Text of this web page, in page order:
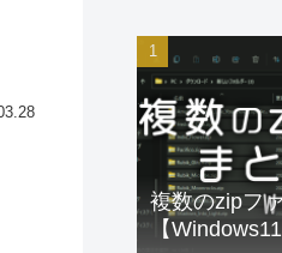
複数のzipフ
【Windows11